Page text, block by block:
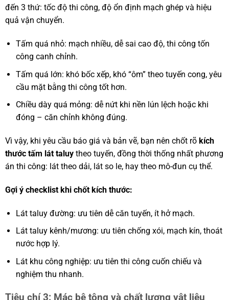
đến 3 thứ: tốc độ thi công, độ ổn định mạch ghép và hiệu
quả vận chuyển.
Tấm quá nhỏ: mạch nhiều, dễ sai cao độ, thi công tốn
công canh chỉnh.
Tấm quá lớn: khó bốc xếp, khó “ôm” theo tuyến cong, yêu
cầu mặt bằng thi công tốt hơn.
Chiều dày quá mỏng: dễ nứt khi nền lún lệch hoặc khi
đóng – căn chỉnh không đúng.
Vì vậy, khi yêu cầu báo giá và bản vẽ, bạn nên chốt rõ kích
thước tấm lát taluytheo tuyến, đồng thời thống nhất phương
án thi công: lát theo dải, lát so le, hay theo mô-đun cụ thể.
Gợi ý checklist khi chốt kích thước:
Lát taluy đường: ưu tiên dễ căn tuyến, ít hở mạch.
Lát taluy kênh/mương: ưu tiên chống xói, mạch kín, thoát
nước hợp lý.
Lát khu công nghiệp: ưu tiên thi công cuốn chiếu và
nghiệm thu nhanh.
Tiêu chí 3: Mác bê tông và chất lượng vật liệu